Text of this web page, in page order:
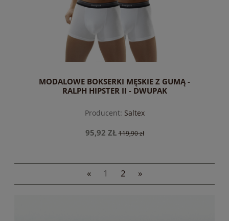
MODALOWE BOKSERKI MĘSKIE Z GUMĄ -
RALPH HIPSTER II - DWUPAK
Producent: Saltex
95,92 ZŁ 119,90 zł
« 1 2 »